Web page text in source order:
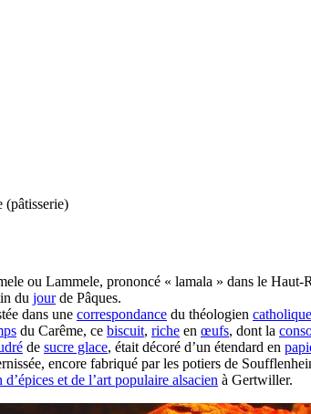
(pâtisserie)
ou Lammele, prononcé « lamala » dans le Haut-
du jourde Pâques.
dans une correspondance du théologien catholique
du Carême, ce biscuit, riche en œufs, dont la
de sucre glace, était décoré d’un étendard en
encore fabriqué par les potiers de
d’épices et de l’art populaire alsacien à Gertwiller.